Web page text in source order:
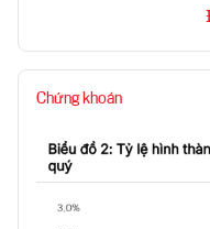
Chứng khoán